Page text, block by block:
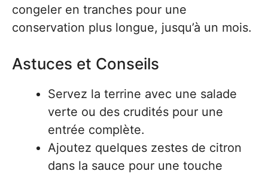
congeler en tranches pour une
conservation plus longue, jusqu’à un mois.
Astuces et Conseils
Servez la terrine avec une salade
verte ou des crudités pour une
entrée complète.
Ajoutez quelques zestes de citron
dans la sauce pour une touche